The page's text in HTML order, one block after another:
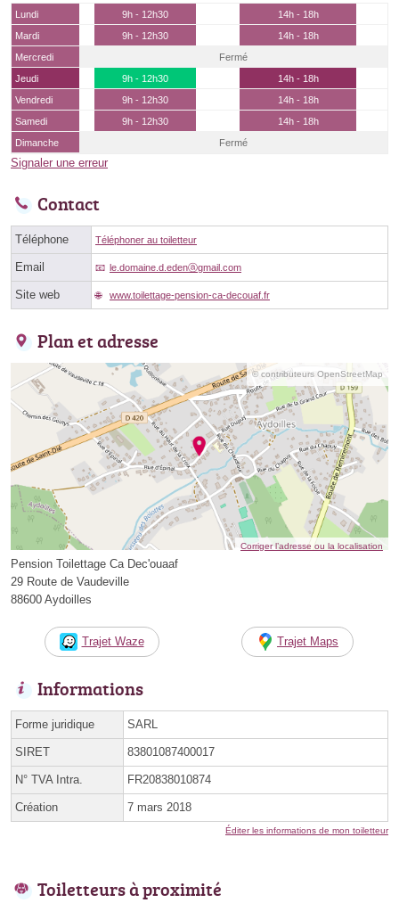
Lundi 9h - 12h30
14h - 18h
Mardi
9h - 12h30
14h - 18h
Mercredi
Fermé
Jeudi
9h - 12h30
14h - 18h
Vendredi
9h - 12h30
14h - 18h
Samedi
9h - 12h30
14h - 18h
Dimanche
Fermé
Signaler une erreur
Contact
Téléphone Téléphoner au toiletteur
Email le.domaine.d.edenⓐgmail.com
Site web www.toilettage-pension-ca-decouaf.fr
Plan et adresse
© contributeurs OpenStreetMap
Corriger l’adresse ou la localisation
Pension Toilettage Ca Dec'ouaaf
29 Route de Vaudeville
88600 Aydoilles
Trajet Waze Trajet Maps
Informations
Forme juridique SARL
SIRET 83801087400017
N° TVA Intra. FR20838010874
Création 7 mars 2018
Éditer les informations de mon toiletteur
Toiletteurs à proximité